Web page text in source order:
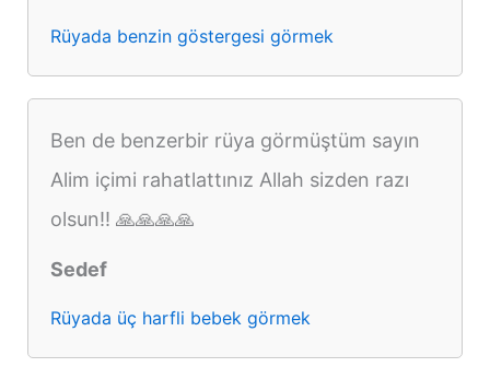
Rüyada benzin göstergesi görmek
Ben de benzerbir rüya görmüştüm sayın
Alim içimi rahatlattınız Allah sizden razı
olsun!! 🙏🙏🙏🙏
Sedef
Rüyada üç harfli bebek görmek